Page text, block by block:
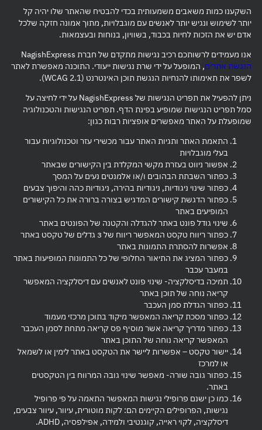
השקענו כמות משאבים משמעותית בכדי להבטיח שהאתר שלו יהיה קל
יותר לשימוש ונגיש יותר לאנשים עם מוגבלויות, מתוך אמונה חזקה שלכל
אדם יש את הזכות לחיות בכבוד, בשוויון, בנוחות ובעצמאות.
אנו מעמידים לרשותכם רכיב נגישות מתקדם של חברת NagishExpress
הנגשת אתרים, המופעל על ידי שרת נגישות ייעודי. התוכנה מאפשרת לאתר
לשפר את תאימותו להנחיות הנגשת תוכן האינטרנט (WCAG 2.1).
ניתן להפעיל את תפריט הנגישות של NagishExpress על ידי לחיצה על
סמל תפריט הנגישות שמופיע בפינת הדף. תפריט הנגישות והטכנולוגיה
שמופעלת על האתר מאפשרים אופציות רבות כגון:
התאמת האתר ותגיות האתר עבור מכשירי עזר וטכנולוגיות עבור
בעלי מוגבלויות
אפשור ניווט בעזרת מקשי המקלדת בין הקישורים שבאתר
כפתור השבתת הבהובים ו/או אלמנטים נעים על המסך
כפתור שינוי ניגודיות, ניגודיות בהירה, ניגודיות כהה והיפוך צבעים
כפתור הדגשת קישורים המדגיש בצורה ברורה את כל הקישורים
המופיעים באתר
שינוי גודל פונט באתר להגדלה והקטנה של הפונטים באתר
כפתור ריווח טקסט המאפשר ריווח של 3 גדלים של טקסט באתר
אפשרות להסתרת התמונות באתר
כפתור המציג את התיאור החלופי של כל התמונות המופיעות באתר
במעבר עכבר
תמיכה בדיסלקציה- שינוי פונט לאנשים עם דיסלקציה המאפשר
קריאה נוחה של תוכן באתר
כפתור הגדלת סמן העכבר
כפתור מסכת קריאה המאפשר מיקוד בתוכן מרכזי מעמוד
כפתור מדריך קריאה אשר מוסיף פס קריאה מתחת לסמן העכבר
המאפשר קריאה נוחה של התוכן באתר
יישור טקסט – אפשרות ליישר את הטקסט באתר לימין או לשמאל
או למרכז
כפתור גובה שורה- מאפשר שינוי גובה המרווח בין הטקסטים
באתר.
כמו כן ישנם פרופילי נגישות המאפשר התאמה על פי פרופיל
נגישות, הפרופילים הקיימים הם: לקות מוטורית, עיוור, עיוור צבעים,
דיסלקציה, לקוי ראייה, קוגנטיבי ולמידה, אפילפסיה, ADHD.